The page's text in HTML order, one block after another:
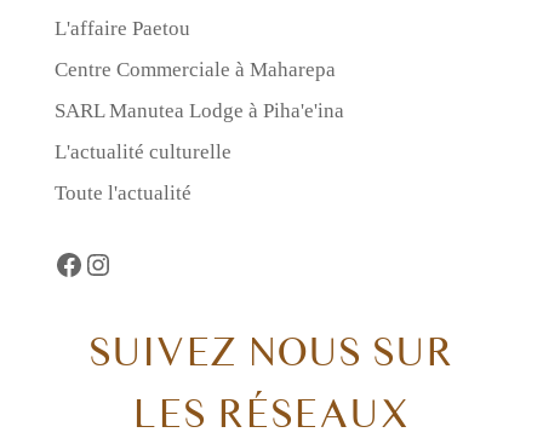
L'affaire Paetou
Centre Commerciale à Maharepa
SARL Manutea Lodge à Piha'e'ina
L'actualité culturelle
Toute l'actualité
Facebook
https://www.instagram.com/
SUIVEZ NOUS SUR
LES RÉSEAUX